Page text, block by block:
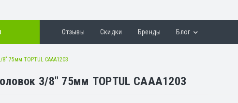
Отзывы Скидки Бренды Блог
75мм TOPTUL CAAA1203
3/8" 75мм TOPTUL CAAA1203